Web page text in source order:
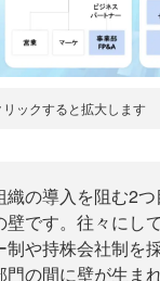
リックすると拡大します
織の導入を阻む2
壁です。往々にし
や持株会社制を
の間に壁が生ま